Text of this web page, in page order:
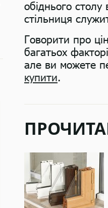
обіднього столу
стільниця
Говорити про
багатьох
але ви можете
купити.